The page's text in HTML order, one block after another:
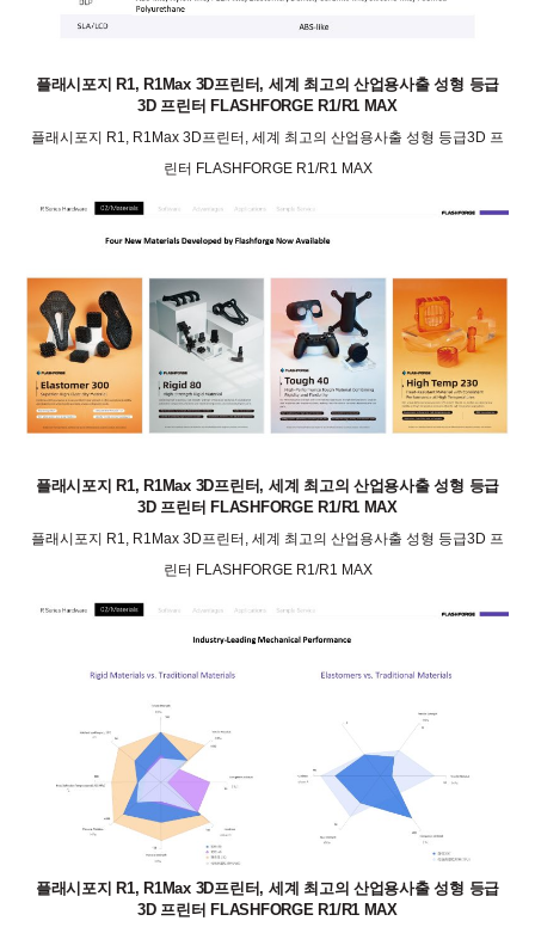
플래시포지 R1, R1Max 3D프린터, 세계 최고의 산업용사출 성형 등급
3D 프린터 FLASHFORGE R1/R1 MAX
플래시포지 R1, R1Max 3D프린터, 세계 최고의 산업용사출 성형 등급3D 프
린터 FLASHFORGE R1/R1 MAX
플래시포지 R1, R1Max 3D프린터, 세계 최고의 산업용사출 성형 등급
3D 프린터 FLASHFORGE R1/R1 MAX
플래시포지 R1, R1Max 3D프린터, 세계 최고의 산업용사출 성형 등급3D 프
린터 FLASHFORGE R1/R1 MAX
플래시포지 R1, R1Max 3D프린터, 세계 최고의 산업용사출 성형 등급
3D 프린터 FLASHFORGE R1/R1 MAX